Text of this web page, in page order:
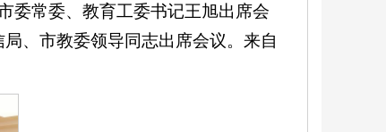
委常委、教育工委书记王旭出席会
、市教委领导同志出席会议。来自